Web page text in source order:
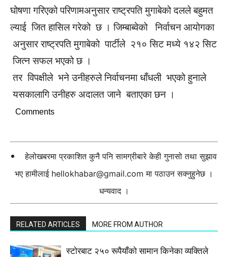
घोषणा गरिएको परिणामअनुसार राष्ट्रपति मुगाबेको दलले बहुमत
ल्याई जित हासिल गरेको छ । जिम्बाब्वेको निर्वाचन आयोगका
अनुसार राष्ट्रपति मुगाबेको पार्टीले २१० सिट मध्ये १४२ सिट
जित्न सफल भएको छ ।
तर विपक्षीले भने उनीहरुले निर्वाचनमा धाँधली भएको हुनाले
यसकालागि उनीहरु अदालत जाने बताएका छन ।
Comments
हेलोखबरमा प्रकाशित कुनै पनि सामग्रीबारे केही गुनासो तथा सुझाव
भए हामीलाई hellokhabar@gmail.com मा पठाउन सक्नुहुनेछ ।
धन्यवाद ।
RELATED ARTICLES MORE FROM AUTHOR
स्टाेरबाट २५० रूपैयाँको सामान किनेका व्यक्तिले